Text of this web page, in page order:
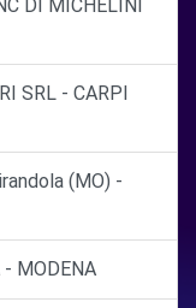
DI MICHELINI
SRL - CARPI
(MO) -
MODENA